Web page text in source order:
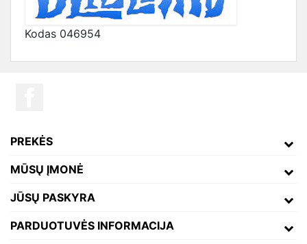
Kodas 046954
PREKĖS
MŪSŲ ĮMONĖ
JŪSŲ PASKYRA
PARDUOTUVĖS INFORMACIJA